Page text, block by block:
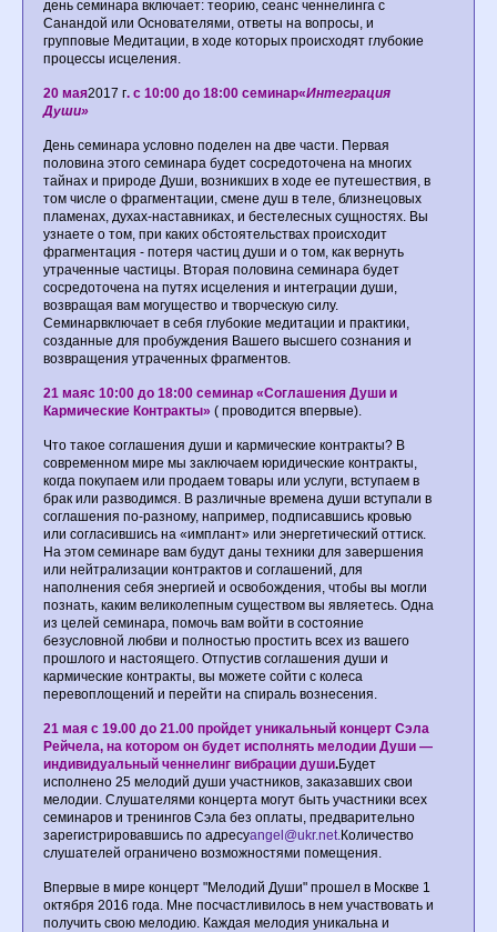
день семинара включает: теорию, сеанс ченнелинга с
Санандой или Основателями, ответы на вопросы, и
групповые Медитации, в ходе которых происходят глубокие
процессы исцеления.
20 мая2017 г. с 10:00 до 18:00 семинар«Интеграция
Души»
День семинара условно поделен на две части. Первая
половина этого семинара будет сосредоточена на многих
тайнах и природе Души, возникших в ходе ее путешествия, в
том числе о фрагментации, смене душ в теле, близнецовых
пламенах, духах-наставниках, и бестелесных сущностях. Вы
узнаете о том, при каких обстоятельствах происходит
фрагментация - потеря частиц души и о том, как вернуть
утраченные частицы. Вторая половина семинара будет
сосредоточена на путях исцеления и интеграции души,
возвращая вам могущество и творческую силу.
Семинарвключает в себя глубокие медитации и практики,
созданные для пробуждения Вашего высшего сознания и
возвращения утраченных фрагментов.
21 маяс 10:00 до 18:00 семинар «Соглашения Души и
Кармические Контракты» ( проводится впервые).
Что такое соглашения души и кармические контракты? В
современном мире мы заключаем юридические контракты,
когда покупаем или продаем товары или услуги, вступаем в
брак или разводимся. В различные времена души вступали в
соглашения по-разному, например, подписавшись кровью
или согласившись на «имплант» или энергетический оттиск.
На этом семинаре вам будут даны техники для завершения
или нейтрализации контрактов и соглашений, для
наполнения себя энергией и освобождения, чтобы вы могли
познать, каким великолепным существом вы являетесь. Одна
из целей семинара, помочь вам войти в состояние
безусловной любви и полностью простить всех из вашего
прошлого и настоящего. Отпустив соглашения души и
кармические контракты, вы можете сойти с колеса
перевоплощений и перейти на спираль вознесения.
21 мая с 19.00 до 21.00 пройдет уникальный концерт Сэла
Рейчела, на котором он будет исполнять мелодии Души —
индивидуальный ченнелинг вибрации души.Будет
исполнено 25 мелодий души участников, заказавших свои
мелодии. Слушателями концерта могут быть участники всех
семинаров и тренингов Сэла без оплаты, предварительно
зарегистрировавшись по адресуangel@ukr.net.Количество
слушателей ограничено возможностями помещения.
Впервые в мире концерт "Мелодий Души" прошел в Москве 1
октября 2016 года. Мне посчастливилось в нем участвовать и
получить свою мелодию. Каждая мелодия уникальна и